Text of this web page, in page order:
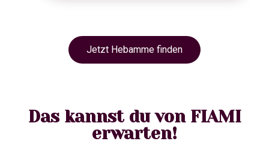
Jetzt Hebamme finden
Das kannst du von FIAMI
erwarten!